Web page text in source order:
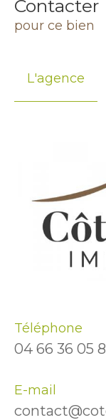
Contacter
pour ce bien
L'agence
Téléphone
04 66 36 05
E-mail